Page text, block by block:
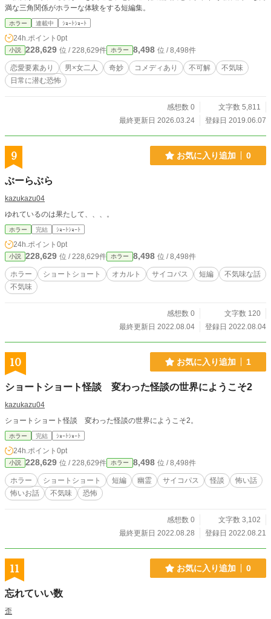
満な三角関係がホラーな体験をする短編集。
ホラー 連載中 ｼｮｰﾄｼｮｰﾄ
24h.ポイント 0pt
小説 228,629 位 / 228,629件 ホラー 8,498 位 / 8,498件
恋愛要素あり 男×女二人 奇妙 コメディあり 不可解
不気味
日常に潜む恐怖
感想数 0
文字数 5,811
最終更新日 2026.03.24
登録日 2019.06.07
9 お気に入り追加 0
ぶーらぶら
kazukazu04
ゆれているのは果たして、、、。
ホラー 完結 ｼｮｰﾄｼｮｰﾄ
24h.ポイント 0pt
小説 228,629 位 / 228,629件 ホラー 8,498 位 / 8,498件
ホラー ショートショート オカルト サイコパス 短編
不気味な話
不気味
感想数 0
文字数 120
最終更新日 2022.08.04
登録日 2022.08.04
10 お気に入り追加 1
ショートショート怪談 変わった怪談の世界にようこそ2
kazukazu04
ショートショート怪談 変わった怪談の世界にようこそ2。
ホラー 完結 ｼｮｰﾄｼｮｰﾄ
24h.ポイント 0pt
小説 228,629 位 / 228,629件 ホラー 8,498 位 / 8,498件
ホラー ショートショート 短編 幽霊 サイコパス 怪談
怖い話
怖いお話
不気味 恐怖
感想数 0
文字数 3,102
最終更新日 2022.08.28
登録日 2022.08.21
11 お気に入り追加 0
忘れていい数
歪